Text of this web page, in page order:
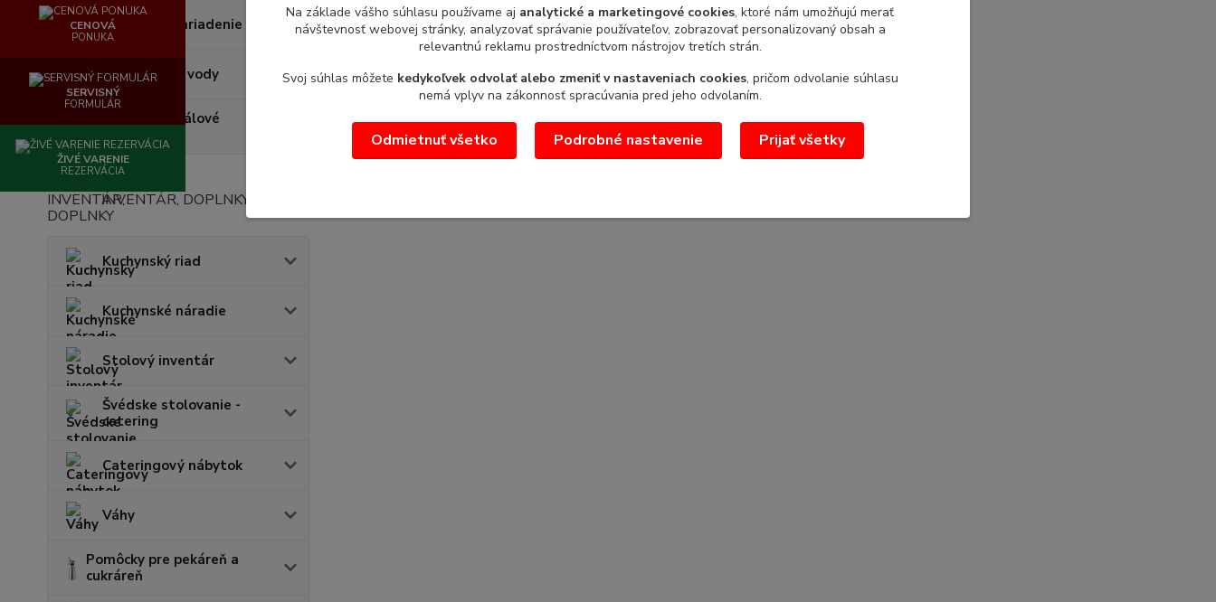
Obchodné zariadenie
Zmäkčovače vody
Regály - regálové
systémy
INVENTÁR, DOPLNKY
Kuchynský riad
Kuchynské náradie
Stolový inventár
Švédske stolovanie -
catering
Cateringový nábytok
Váhy
Pomôcky pre pekáreň a
cukráreň
CENOVÁ
PONUKA
SERVISNÝ
FORMULÁR
ŽIVÉ VARENIE
REZERVÁCIA
Na základe vášho súhlasu používame aj analytické a marketingové cookies, ktoré nám umožňujú merať
návštevnosť webovej stránky, analyzovať správanie používateľov, zobrazovať personalizovaný obsah a
relevantnú reklamu prostredníctvom nástrojov tretích strán.
Svoj súhlas môžete kedykoľvek odvolať alebo zmeniť v nastaveniach cookies, pričom odvolanie súhlasu
nemá vplyv na zákonnosť spracúvania pred jeho odvolaním.
Odmietnuť všetko Podrobné nastavenie Prijať všetky